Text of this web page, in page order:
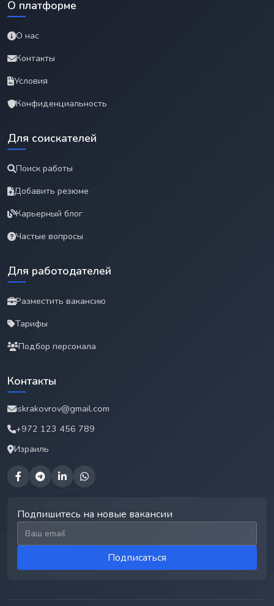
О платформе
О нас
Контакты
Условия
Конфиденциальность
Для соискателей
Поиск работы
Добавить резюме
Карьерный блог
Частые вопросы
Для работодателей
Разместить вакансию
Тарифы
Подбор персонала
Контакты
iskrakovrov@gmail.com
+972 123 456 789
Израиль
Подпишитесь на новые вакансии
Email для подписки
Подписаться